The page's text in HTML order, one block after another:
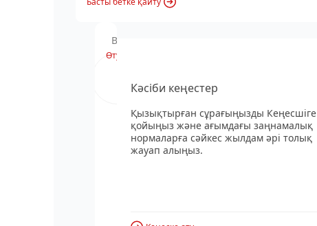
Вебинардың хабарландыруы
Өту
Кәсіби кеңестер
Қызықтырған сұрағыңызды Кеңесшіге
қойыңыз және ағымдағы заңнамалық
нормаларға сәйкес жылдам әрі толық
жауап алыңыз.